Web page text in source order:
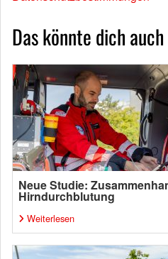
Das könnte dich
Neue Studie:
Hirndurchblutung
Weiterlesen